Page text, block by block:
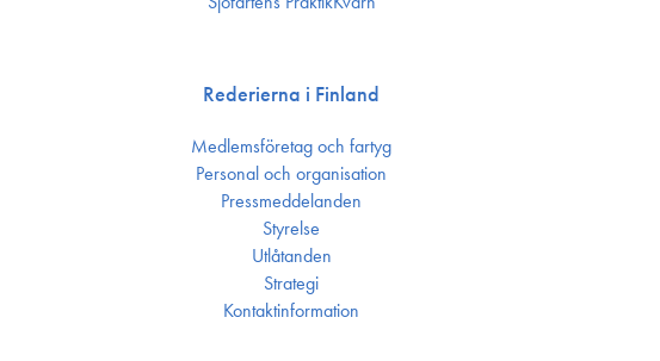
Rederierna i Finland
Medlemsföretag och fartyg
Personal och organisation
Press­meddelanden
Styrelse
Utlåtanden
Strategi
Kontakt­information